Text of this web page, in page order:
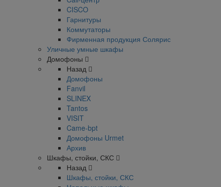
CISCO
Гарнитуры
Коммутаторы
Фирменная продукция Солярис
Уличные умные шкафы
Домофоны
Назад
Домофоны
Fanvil
SLINEX
Tantos
VISIT
Came-bpt
Домофоны Urmet
Архив
Шкафы, стойки, СКС
Назад
Шкафы, стойки, СКС